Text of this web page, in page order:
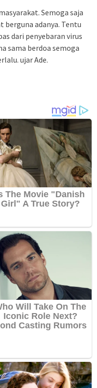
Semoga saja
berguna adanya. Tentu
dari penyebaran virus
sama berdoa semoga
ujar Ade.